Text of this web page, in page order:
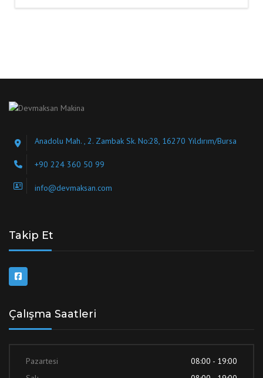
Anadolu Mah. , 2. Zambak Sk. No:28, 16270 Yıldırım/Bursa
+90 224 360 50 99
info@devmaksan.com
Takip Et
Çalışma Saatleri
Pazartesi
08:00 - 19:00